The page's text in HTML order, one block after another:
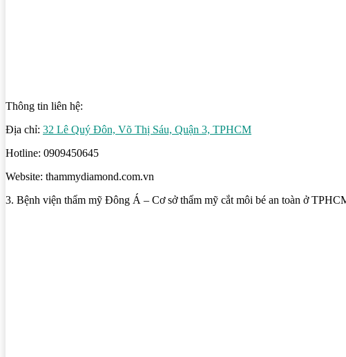
Thông tin liên hệ:
Địa chỉ: 32 Lê Quý Đôn, Võ Thị Sáu, Quận 3, TPHCM
Hotline: 0909450645
Website: thammydiamond.com.vn
3. Bệnh viện thẩm mỹ Đông Á – Cơ sở thẩm mỹ cắt môi bé an toàn ở